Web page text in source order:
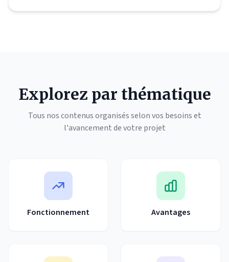
Explorez par thématique
Tous nos contenus organisés selon vos besoins et
l'avancement de votre projet
Fonctionnement Avantages